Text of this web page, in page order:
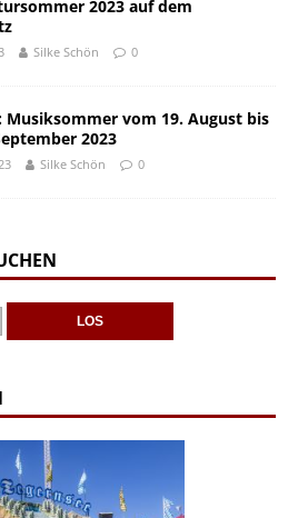
2023 auf dem
Silke Schön 0
Musiksommer vom 19. August bis
2023
Silke Schön 0